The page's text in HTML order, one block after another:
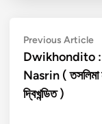
Post
navigation
Previous Article
Dwikhondito :
Nasrin ( তসলিমা
দ্বিখন্ডিত )